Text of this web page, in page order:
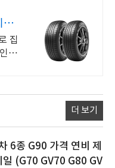
어
집
더 보기
6종 G90 가격 연비 제
일 (G70 GV70 G80 GV